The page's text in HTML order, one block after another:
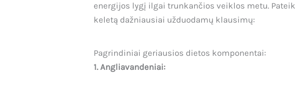
energijos lygį ilgai trunkančios veiklos metu.
keletą dažniausiai užduodamų klausimų:
Pagrindiniai geriausios dietos komponentai:
1. Angliavandeniai: